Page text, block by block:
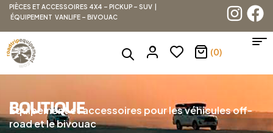
PIÈCES ET ACCESSOIRES 4X4 – PICKUP – SUV |
ÉQUIPEMENT VANLIFE – BIVOUAC
(0)
BOUTIQUE
Équipement et accessoires pour les véhicules off-
road et le bivouac